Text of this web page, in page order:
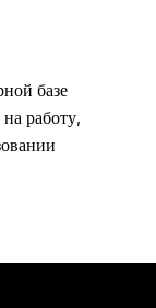
базе
работу,